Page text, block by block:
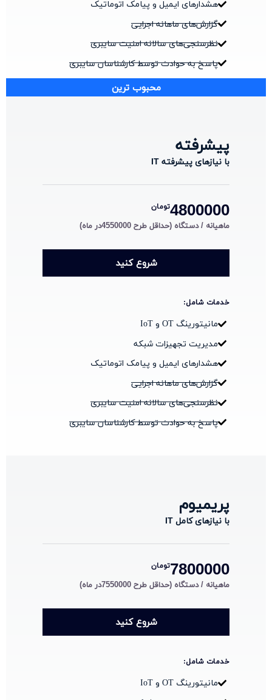
هشدارهای ایمیل و پیامک اتوماتیک
گزارش‌های ماهانه اجرایی
نظرسنجی‌های سالانه امنیت سایبری
پاسخ به حوادث توسط کارشناسان سایبری
پیشرفته
با نیازهای پیشرفته IT
4800000تومان
ماهیانه / دستگاه (حداقل طرح 4550000در ماه)
مانیتورینگ OT و IoT
مدیریت تجهیزات شبکه
هشدارهای ایمیل و پیامک اتوماتیک
گزارش‌های ماهانه اجرایی
نظرسنجی‌های سالانه امنیت سایبری
پاسخ به حوادث توسط کارشناسان سایبری
شروع کنید
خدمات شامل:
محبوب ترین
پریمیوم
با نیازهای کامل IT
7800000تومان
ماهیانه / دستگاه (حداقل طرح 7550000در ماه)
مانیتورینگ OT و IoT
شروع کنید
خدمات شامل: